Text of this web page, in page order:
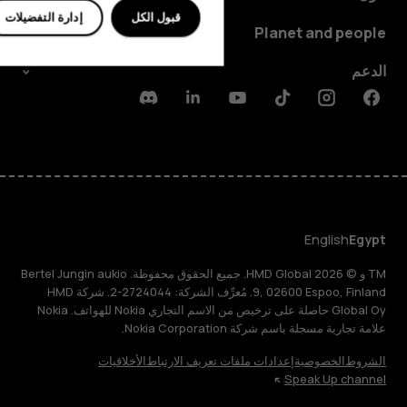
Planet and people
الدعم
Facebook
Instagram
Tiktok
Youtube
Linkedin
Discord
Egypt
English
TM و © 2026 HMD Global. جميع الحقوق محفوظة. Bertel Jungin aukio
9, 02600 Espoo, Finland. مُعرِّف الشركة: 2724044-2. شركة HMD
Global Oy حاصلة على ترخيص من الاسم التجاري Nokia للهواتف. Nokia
علامة تجارية مسجلة باسم شركة Nokia Corporation.
الشروطالخصوصيةإعدادات ملفات تعريف الارتباطالأخلاقيات
Speak Up channel
إدارة التفضيلات قبول الكل